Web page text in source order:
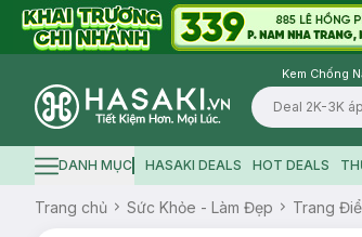
Kem Chống
Logo
Hamburger icon
DANH MỤC HASAKI DEALS HOT DEALS
Trang chủ Sức Khỏe - Làm Đẹp Trang